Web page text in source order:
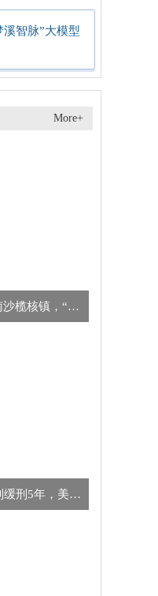
智脉”大模型
More+
以农文旅“打开”广州南沙榄核镇，“星海故里”别有一番风味
​折断兵马俑手指获轻判缓刑5年，美国男子向中方致歉